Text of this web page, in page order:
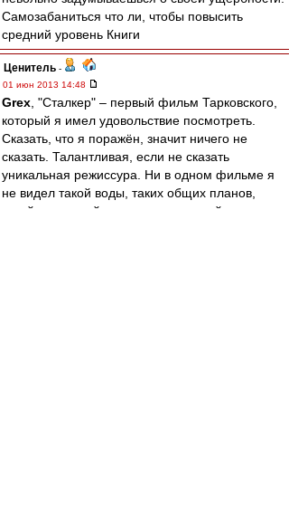
Самозабаниться что ли, чтобы повысить
средний уровень Книги
Ценитель -
01 июн 2013 14:48
Grex , "Сталкер" – первый фильм Тарковского,
который я имел удовольствие посмотреть.
Сказать, что я поражён, значит ничего не
сказать. Талантливая, если не сказать
уникальная режиссура. Ни в одном фильме я
не видел такой воды, таких общих планов,
такой целостной картины, созданной с